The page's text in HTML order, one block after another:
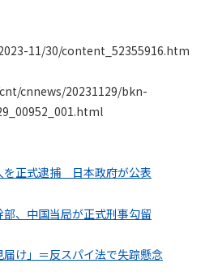
11/30/content_52355916.htm
cnnews/20231129/bkn-
を正式逮捕 日本政府が公表
、中国当局が正式刑事勾留
け」＝反スパイ法で失踪懸念